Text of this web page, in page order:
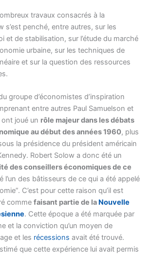
travaux consacrés à la
s’est penché, entre autres, sur les
et de stabilisation, sur l’étude du marché
urbaine, sur les techniques de
et sur la question des ressources
groupe d’économistes d’inspiration
entre autres Paul Samuelson et
joué un rôle majeur dans les débats
au début des années 1960, plus
la présidence du président américain
Robert Solow a donc été un
des conseillers économiques de ce
l’un des bâtisseurs de ce qui a été appelé
C’est pour cette raison qu’il est
commefaisant partie de la Nouvelle
. Cette époque a été marquée par
et la conviction qu’un moyen de
et les récessions avait été trouvé.
que cette expérience lui avait permis